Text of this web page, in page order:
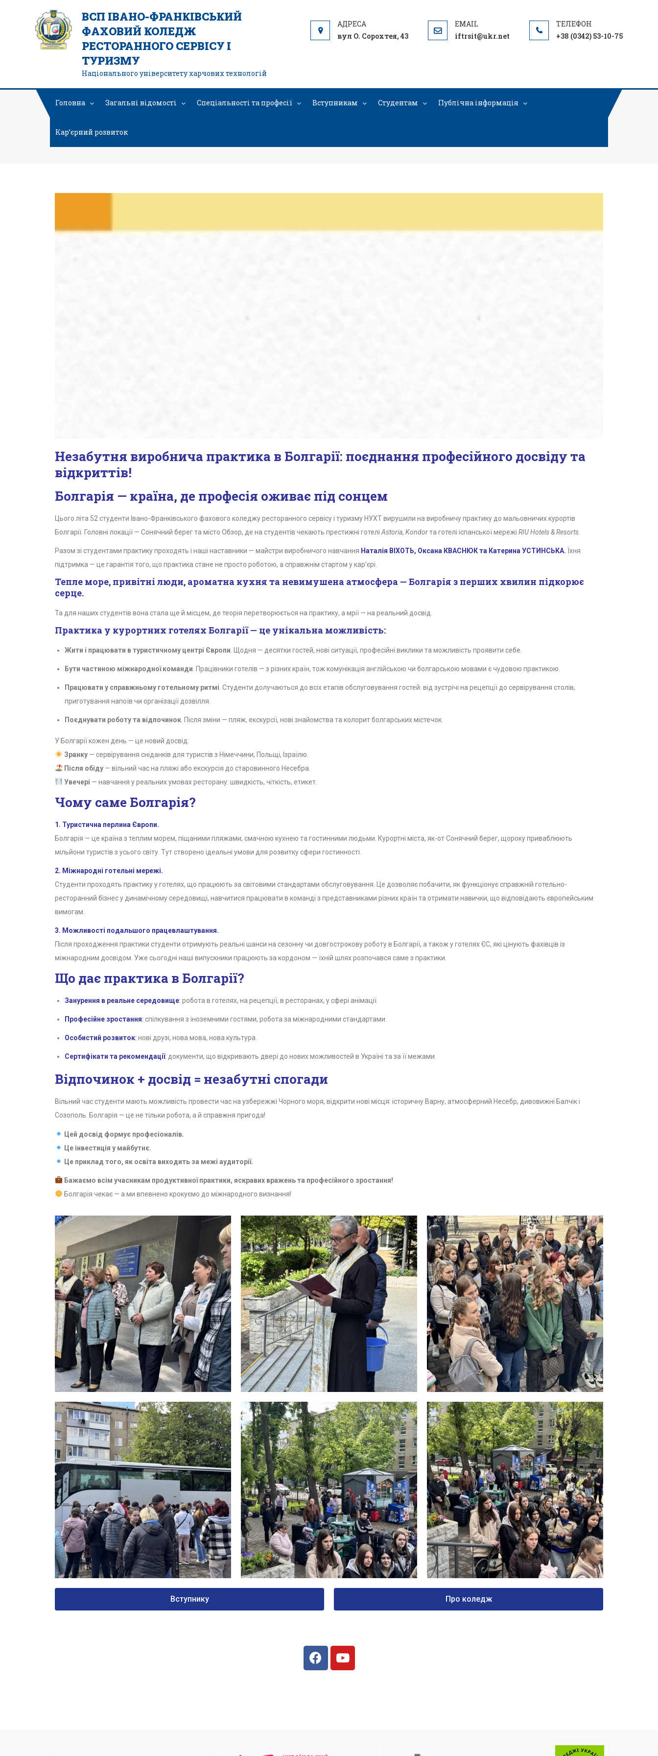
ВСП ІВАНО-ФРАНКІВСЬКИЙ
ФАХОВИЙ КОЛЕДЖ
РЕСТОРАННОГО СЕРВІСУ І
ТУРИЗМУ
Національного університету харчових технологій
вул О. Сорохтея, 43 iftrsit@ukr.net +38 (0342) 53-10-75
Головна Загальні відомості Спеціальності та професії Вступникам Студентам Публічна інформація
Кар’єрний розвиток
Незабутня виробнича практика в Болгарії: поєднання професійного досвіду та
відкриттів!
Болгарія — країна, де професія оживає під сонцем
Цього літа 52 студенти Івано-Франківського фахового коледжу ресторанного сервісу і туризму НУХТ вирушили на виробничу практику до мальовничих курортів
Болгарії. Головні локації — Сонячний берег та місто Обзор, де на студентів чекають престижні готелі Astoria, Kondorта готелі іспанської мережі RIU Hotels & Resorts
Разом зі студентами практику проходять і наші наставники — майстри виробничого навчання Наталія ВІХОТЬ, Оксана КВАСНЮК та Катерина УСТИНСЬКА. Їхня
підтримка — це гарантія того, що практика стане не просто роботою, а справжнім стартом у кар’єрі.
Тепле море, привітні люди, ароматна кухня та невимушена атмосфера — Болгарія з перших хвилин підкорює
серце.
Та для наших студентів вона стала ще й місцем, де теорія перетворюється на практику, а мрії — на реальний досвід.
Практика у курортних готелях Болгарії — це унікальна можливість:
Жити і працювати в туристичному центрі Європи . Щодня — десятки гостей, нові ситуації, професійні виклики та можливість проявити себе.
Бути частиною міжнародної команди . Працівники готелів — з різних країн, тож комунікація англійською чи болгарською мовами є чудовою практикою.
Працювати у справжньому готельному ритмі . Студенти долучаються до всіх етапів обслуговування гостей: від зустрічі на рецепції до сервірування столів,
приготування напоїв чи організації дозвілля.
Поєднувати роботу та відпочинок . Після зміни — пляж, екскурсії, нові знайомства та колорит болгарських містечок.
У Болгарії кожен день — це новий досвід:
Зранку— сервірування сніданків для туристів з Німеччини, Польщі, Ізраїлю.
Після обіду— вільний час на пляжі або екскурсія до старовинного Несебра.
Увечері — навчання у реальних умовах ресторану: швидкість, чіткість, етикет.
Чому саме Болгарія?
1. Туристична перлина Європи.
Болгарія — це країна з теплим морем, піщаними пляжами, смачною кухнею та гостинними людьми. Курортні міста, як-от Сонячний берег, щороку приваблюють
мільйони туристів з усього світу. Тут створено ідеальні умови для розвитку сфери гостинності.
2. Міжнародні готельні мережі.
Студенти проходять практику у готелях, що працюють за світовими стандартами обслуговування. Це дозволяє побачити, як функціонує справжній готельно-
ресторанний бізнес у динамічному середовищі, навчитися працювати в команді з представниками різних країн та отримати навички, що відповідають європейським
вимогам.
3. Можливості подальшого працевлаштування.
Після проходження практики студенти отримують реальні шанси на сезонну чи довгострокову роботу в Болгарії, а також у готелях ЄС, які цінують фахівців із
міжнародним досвідом. Уже сьогодні наші випускники працюють за кордоном — їхній шлях розпочався саме з практики.
Що дає практика в Болгарії?
Занурення в реальне середовище: робота в готелях, на рецепції, в ресторанах, у сфері анімації.
Професійне зростання: спілкування з іноземними гостями, робота за міжнародними стандартами.
Особистий розвиток: нові друзі, нова мова, нова культура.
Сертифікати та рекомендації: документи, що відкривають двері до нових можливостей в Україні та за її межами.
Відпочинок + досвід = незабутні спогади
Вільний час студенти мають можливість провести час на узбережжі Чорного моря, відкрити нові місця: історичну Варну, атмосферний Несебр, дивовижні Балчік і
Созополь. Болгарія — це не тільки робота, а й справжня пригода!
Цей досвід формує професіоналів.
Це інвестиція у майбутнє.
Це приклад того, як освіта виходить за межі аудиторії.
Бажаємо всім учасникам продуктивної практики, яскравих вражень та професійного зростання!
Болгарія чекає — а ми впевнено крокуємо до міжнародного визнання!
Вступнику Про коледж